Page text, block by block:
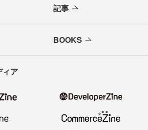
記事
BOOKS
ィア